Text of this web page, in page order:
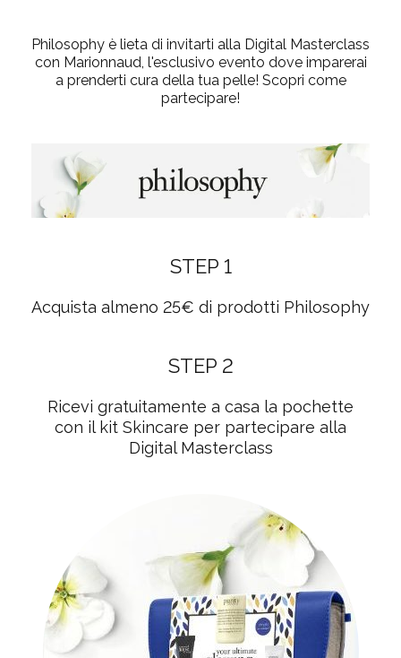
Philosophy è lieta di invitarti alla Digital Masterclass
con Marionnaud, l'esclusivo evento dove imparerai
a prenderti cura della tua pelle! Scopri come
partecipare!
STEP 1
Acquista almeno 25€ di prodotti Philosophy
STEP 2
Ricevi gratuitamente a casa la pochette
con il kit Skincare per partecipare alla
Digital Masterclass